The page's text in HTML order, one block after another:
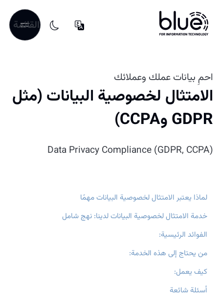
القائمة
احمِ بيانات عملك وعملائك
الامتثال لخصوصية البيانات (مثل
GDPR وCCPA)
Data Privacy Compliance (GDPR, CCPA)
لماذا يعتبر الامتثال لخصوصية البيانات مهمًا
خدمة الامتثال لخصوصية البيانات لدينا: نهج شامل
الفوائد الرئيسية:
من يحتاج إلى هذه الخدمة:
كيف يعمل:
أسئلة شائعة